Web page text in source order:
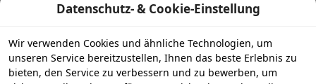
Datenschutz- & Cookie-Einstellung
Wir verwenden Cookies und ähnliche Technologien, um
unseren Service bereitzustellen, Ihnen das beste Erlebnis zu
bieten, den Service zu verbessern und zu bewerben, um